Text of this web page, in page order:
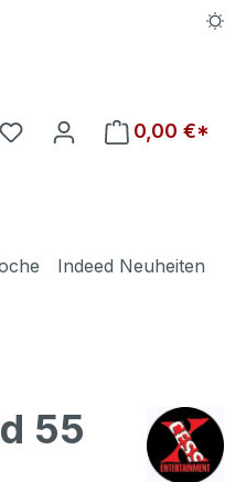
Du hast 0 Produkte auf
0,00 €*
Indeed Neuheiten
55